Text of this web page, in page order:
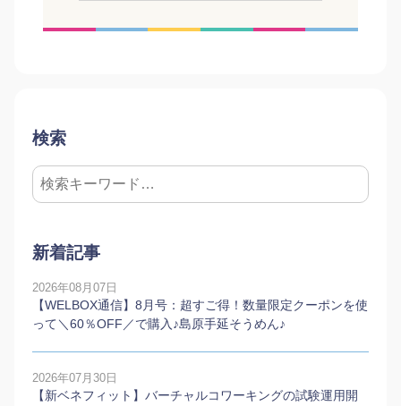
検索
新着記事
2026年08月07日
【WELBOX通信】8月号：超すご得！数量限定クーポンを使
って＼60％OFF／で購入♪島原手延そうめん♪
2026年07月30日
【新ベネフィット】バーチャルコワーキングの試験運用開